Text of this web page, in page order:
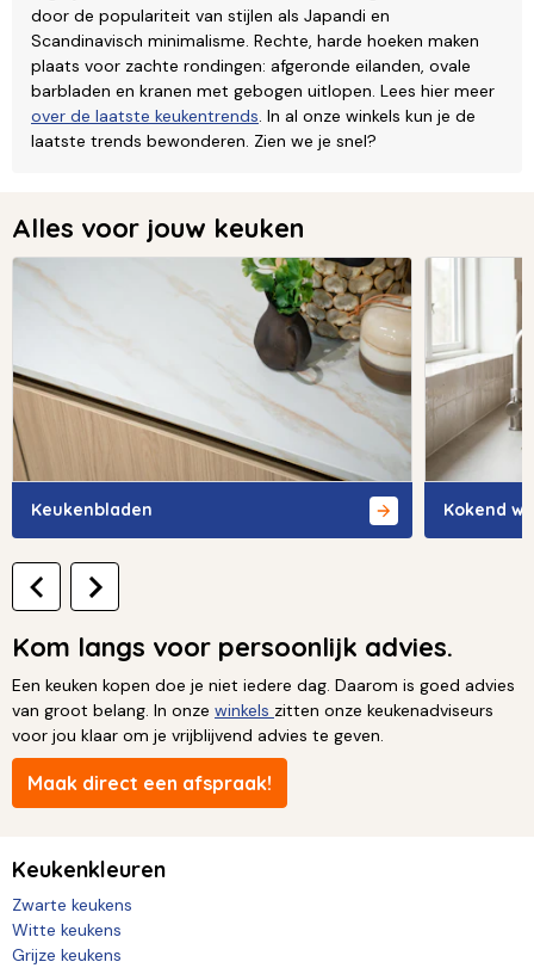
door de populariteit van stijlen als Japandi en
Scandinavisch minimalisme. Rechte, harde hoeken maken
plaats voor zachte rondingen: afgeronde eilanden, ovale
barbladen en kranen met gebogen uitlopen. Lees hier meer
over de laatste keukentrends. In al onze winkels kun je de
laatste trends bewonderen. Zien we je snel?
Alles voor jouw keuken
Keukenbladen Kokend
Kom langs voor persoonlijk advies.
Een keuken kopen doe je niet iedere dag. Daarom is goed advies
van groot belang. In onze winkels zitten onze keukenadviseurs
voor jou klaar om je vrijblijvend advies te geven.
Maak direct een afspraak!
Keukenkleuren
Zwarte keukens
Witte keukens
Grijze keukens